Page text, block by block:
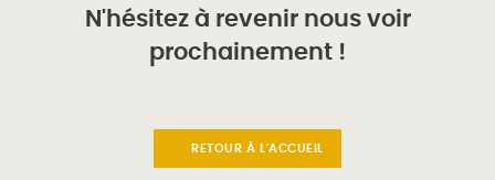
N'hésitez à revenir nous voir
prochainement !
RETOUR À L'ACCUEIL